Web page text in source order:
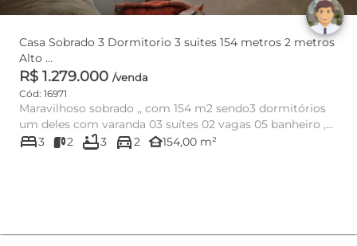
Casa Sobrado 3 Dormitorio 3 suites 154 metros 2 metros
Alto ...
R$ 1.279.000 /venda
Cód: 16971
Maravilhoso sobrado ,, com 154 m2 sendo3 dormitórios
um deles com varanda 03 suítes 02 vagas 05 banheiro ,
corredor ...
bed3 2 bathtub3 directions_car2 other_houses154,00 m²